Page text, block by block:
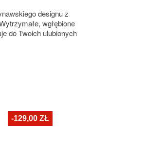
designu z
wgłębione
do Twoich ulubionych
-129,00 ZŁ